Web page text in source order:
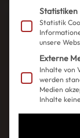
Statistiken
Statistik
unsere
Externe
Inhalte von
werden
Medien
Inhalte